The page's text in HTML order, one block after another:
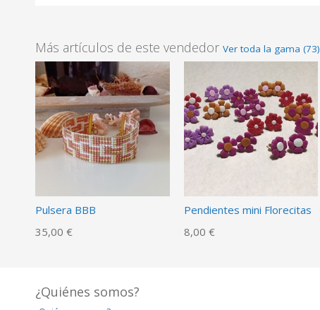
Más artículos de este vendedor Ver toda la gama (73)
Pulsera BBB
35,00 €
Pendientes mini Florecitas
8,00 €
¿Quiénes somos?